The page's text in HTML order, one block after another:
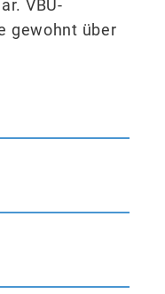
VBU-
gewohnt über